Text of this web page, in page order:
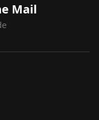
Mail